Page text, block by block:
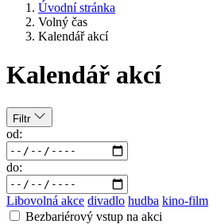
Úvodní stránka
Volný čas
Kalendář akcí
Kalendář akcí
Filtr
od:
do:
Libovolná akce divadlo hudba kino-film
Bezbariérový vstup na akci